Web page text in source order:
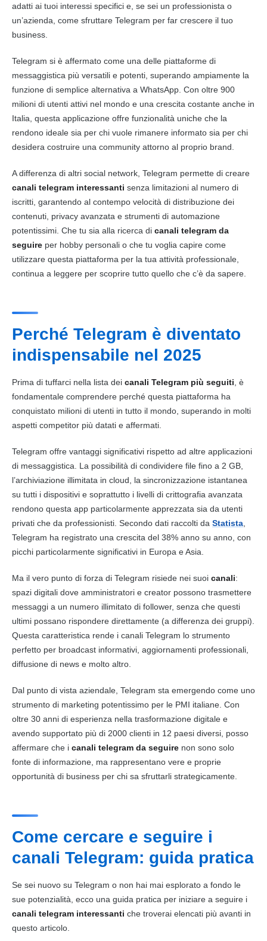
adatti ai tuoi interessi specifici e, se sei un professionista o
un’azienda, come sfruttare Telegram per far crescere il tuo
business.
Telegram si è affermato come una delle piattaforme di
messaggistica più versatili e potenti, superando ampiamente la
funzione di semplice alternativa a WhatsApp. Con oltre 900
milioni di utenti attivi nel mondo e una crescita costante anche in
Italia, questa applicazione offre funzionalità uniche che la
rendono ideale sia per chi vuole rimanere informato sia per chi
desidera costruire una community attorno al proprio brand.
A differenza di altri social network, Telegram permette di creare
canali telegram interessanti senza limitazioni al numero di
iscritti, garantendo al contempo velocità di distribuzione dei
contenuti, privacy avanzata e strumenti di automazione
potentissimi. Che tu sia alla ricerca di canali telegram da
seguire per hobby personali o che tu voglia capire come
utilizzare questa piattaforma per la tua attività professionale,
continua a leggere per scoprire tutto quello che c’è da sapere.
Perché Telegram è diventato
indispensabile nel 2025
Prima di tuffarci nella lista dei canali Telegram più seguiti , è
fondamentale comprendere perché questa piattaforma ha
conquistato milioni di utenti in tutto il mondo, superando in molti
aspetti competitor più datati e affermati.
Telegram offre vantaggi significativi rispetto ad altre applicazioni
di messaggistica. La possibilità di condividere file fino a 2 GB,
l’archiviazione illimitata in cloud, la sincronizzazione istantanea
su tutti i dispositivi e soprattutto i livelli di crittografia avanzata
rendono questa app particolarmente apprezzata sia da utenti
privati che da professionisti. Secondo dati raccolti da Statista
Telegram ha registrato una crescita del 38% anno su anno, con
picchi particolarmente significativi in Europa e Asia.
Ma il vero punto di forza di Telegram risiede nei suoi canali:
spazi digitali dove amministratori e creator possono trasmettere
messaggi a un numero illimitato di follower, senza che questi
ultimi possano rispondere direttamente (a differenza dei gruppi).
Questa caratteristica rende i canali Telegram lo strumento
perfetto per broadcast informativi, aggiornamenti professionali,
diffusione di news e molto altro.
Dal punto di vista aziendale, Telegram sta emergendo come uno
strumento di marketing potentissimo per le PMI italiane. Con
oltre 30 anni di esperienza nella trasformazione digitale e
avendo supportato più di 2000 clienti in 12 paesi diversi, posso
affermare che i canali telegram da seguire non sono solo
fonte di informazione, ma rappresentano vere e proprie
opportunità di business per chi sa sfruttarli strategicamente.
Come cercare e seguire i
canali Telegram: guida pratica
Se sei nuovo su Telegram o non hai mai esplorato a fondo le
sue potenzialità, ecco una guida pratica per iniziare a seguire i
canali telegram interessanti che troverai elencati più avanti in
questo articolo.